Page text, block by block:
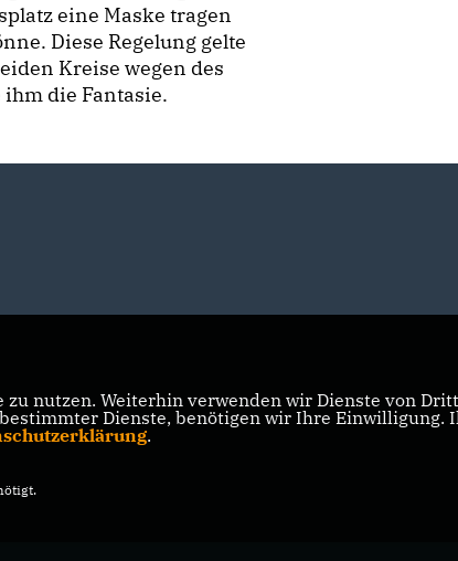
eine Maske tragen
Diese Regelung gelte
Kreise wegen des
ihm die Fantasie.
nutzen. Weiterhin verwenden wir Dienste von
Dienste, benötigen wir Ihre Einwilligung.
.